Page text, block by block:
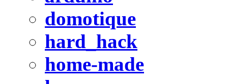
domotique
hard_hack
home-made